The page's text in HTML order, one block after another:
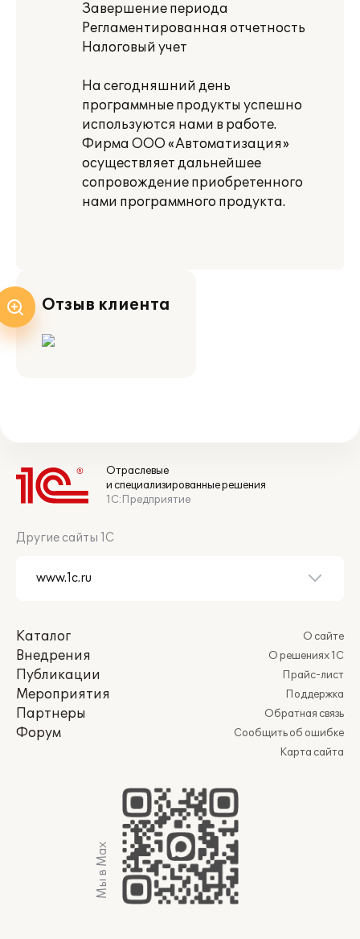
Завершение периода
Регламентированная отчетность
Налоговый учет
На сегодняшний день
программные продукты успешно
используются нами в работе.
Фирма ООО «Автоматизация»
осуществляет дальнейшее
сопровождение приобретенного
нами программного продукта.
Отзыв клиента
Отраслевые
и специализированные решения
1С:Предприятие
Другие сайты 1С
Каталог
Внедрения
Публикации
Мероприятия
Партнеры
Форум
О сайте
О решениях 1С
Прайс-лист
Поддержка
Обратная связь
Сообщить об ошибке
Карта сайта
Мы в Max